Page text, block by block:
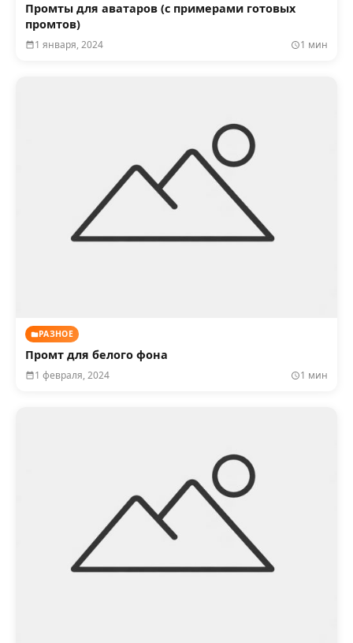
Промты для аватаров (с примерами готовых
промтов)
1 января, 2024 1 мин
РАЗНОЕ
Промт для белого фона
1 февраля, 2024 1 мин